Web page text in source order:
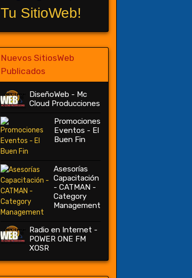
Tu SitioWeb!
Nuevos SitiosWeb
Publicados
DiseñoWeb - Mc
Cloud Producciones
Promociones
Eventos - El
Buen Fin
Asesorías
Capacitación
- CATMAN -
Category
Management
Radio en Internet -
POWER ONE FM
XOSR